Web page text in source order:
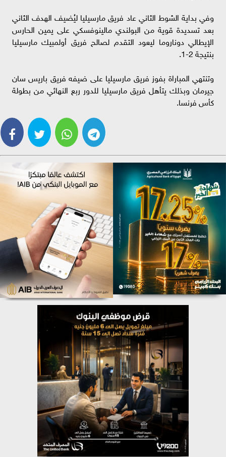
وفي بداية الشوط الثاني عاد فريق مارسيليا ليُضيف الهدف الثاني
بعد تسديدة قوية من البولندي مالينوفسكي على يمين الحارس
الإيطالي دوناروما ليعود التقدم لصالح فريق أولمبيك مارسيليا
بنتيجة 2-1.
وتنتهي المباراة بفوز فريق مارسيليا على ضيفه فريق باريس سان
جيرمان وبذلك يتأهل فريق مارسيليا للدور ربع النهائي من بطولة
كأس فرنسا.